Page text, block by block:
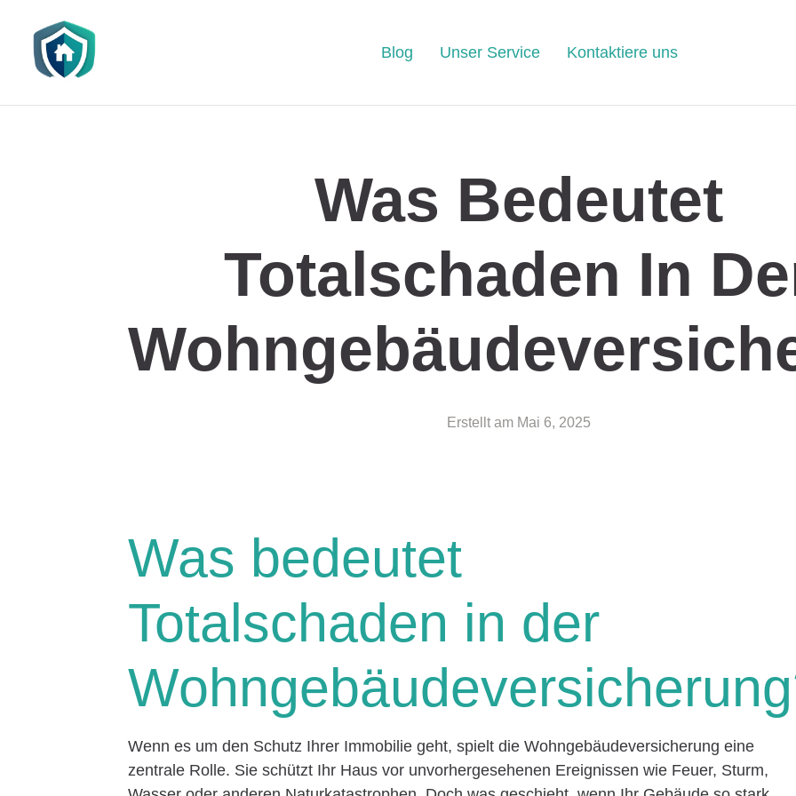
Blog Unser Service Kontaktiere uns
Was Bedeutet
Totalschaden In
Erstellt am Mai 6, 2025
Was bedeutet
Totalschaden in der
Wenn es um den Schutz Ihrer Immobilie geht, spielt die Wohngebäudeversicherung eine
zentrale Rolle. Sie schützt Ihr Haus vor unvorhergesehenen Ereignissen wie Feuer, Sturm,